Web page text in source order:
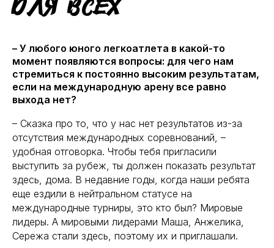
для всех
– У любого юного легкоатлета в какой-то
момент появляются вопросы: для чего нам
стремиться к постоянно высоким результатам,
если на международную арену все равно
выхода нет?
– Сказка про то, что у нас нет результатов из-за
отсутствия международных соревнований, –
удобная отговорка. Чтобы тебя пригласили
выступить за рубеж, ты должен показать результат
здесь, дома. В недавние годы, когда наши ребята
еще ездили в нейтральном статусе на
международные турниры, это кто был? Мировые
лидеры. А мировыми лидерами Маша, Анжелика,
Сережа стали здесь, поэтому их и приглашали.